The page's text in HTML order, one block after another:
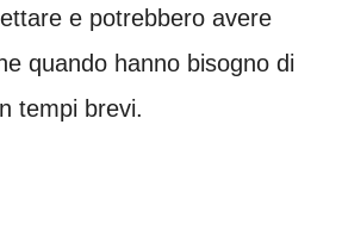
e potrebbero avere
quando hanno bisogno di
tempi brevi.